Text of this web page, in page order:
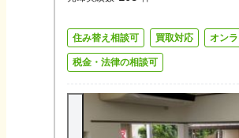
住み替え相談可 買取対応 オン
税金・法律の相談可